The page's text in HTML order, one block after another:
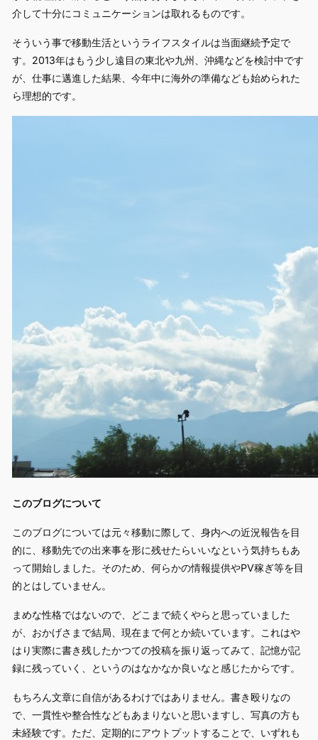
介して十分にコミュニケーションは取れるものです。
そういう事で移動生活というライフスタイルは当面継続予定で
す。2013年はもう少し遠目の東北や九州、沖縄などを検討中です
が、仕事に邁進した結果、今年中に海外の準備なども始められた
ら理想的です。
このブログについて
このブログについては元々移動に際して、身内への近況報告を目
的に、移動先での出来事を形に残せたらいいなという気持ちもあ
って開始しました。そのため、何らかの情報提供やPV稼ぎ等を目
的とはしていません。
まめな性格ではないので、どこまで続くやらと思っていました
が、おかげさまで結局、現在まで何とか続いています。これはや
はり実際に書き残したかつての投稿を振り返ってみて、記憶が記
録に残っていく、というのはなかなか良いなと感じたからです。
もちろん文章に自信があるわけではありません。書き殴りなの
で、一貫性や整合性などもあまりないと思いますし、写真の方も
未経験です。ただ、定期的にアウトプットすることで、いずれも